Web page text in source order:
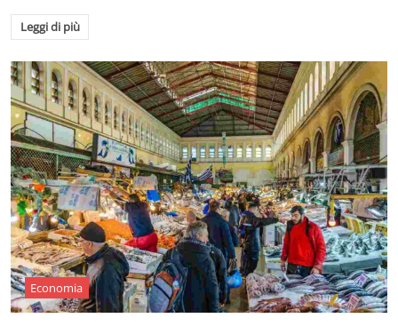
Leggi di più
Economia